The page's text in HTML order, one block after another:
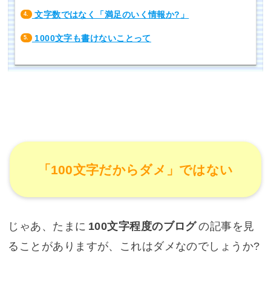
4. 文字数ではなく「満足のいく情報か?」
5. 1000文字も書けないことって
「100文字だからダメ」ではない
じゃあ、たまに 100文字程度のブログの記事を見
ることがありますが、これはダメなのでしょうか?